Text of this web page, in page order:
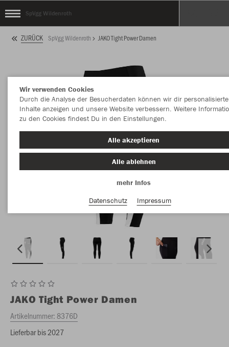
SpVgg Wildenroth
ZURÜCK SpVgg Wildenroth JAKO Tight Power Damen
JAKO Tight Power Damen
Artikelnummer:8376D
Lieferbar bis 2027
Wir verwenden Cookies
Durch die Analyse der Besucherdaten können wir dir personalisierte
Inhalte anzeigen und unsere Website verbessern. Weitere
zu den Cookies findest Du in den Einstellungen.
Alle akzeptieren
Alle ablehnen
mehr Infos
Datenschutz
Impressum